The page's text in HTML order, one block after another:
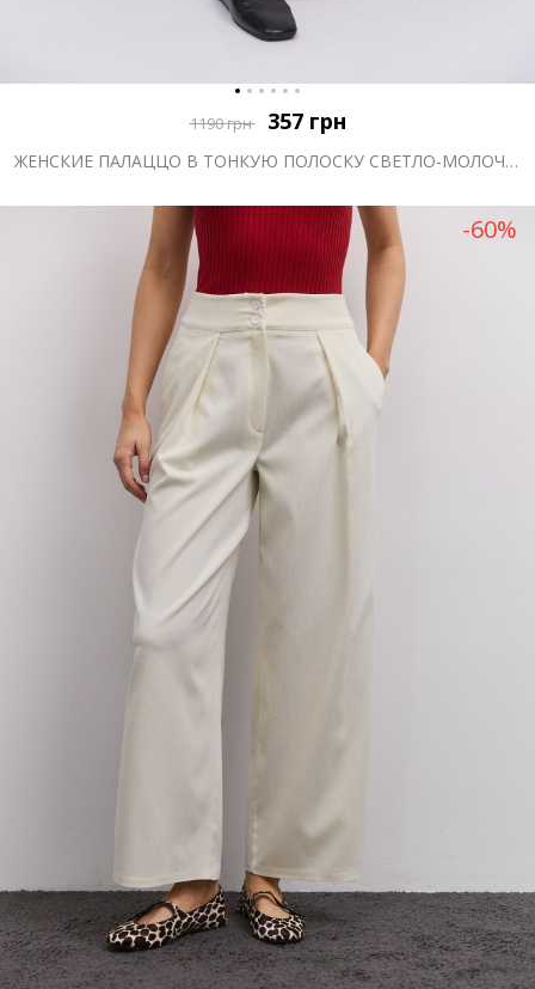
1190грн 357 грн
ЖЕНСКИЕ ПАЛАЦЦО В ТОНКУЮ ПОЛОСКУ СВЕТЛО-МОЛОЧНЫЕ
-60%